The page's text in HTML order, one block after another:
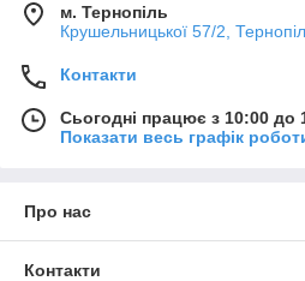
м. Тернопіль
Крушельницької 57/2,
Контакти
Сьогодні працює з 10:00 до
Показати весь графік
Про нас
Контакти